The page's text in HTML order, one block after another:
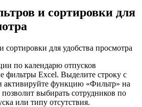
и сортировки для
по календарю отпусков
фильтры Excel. Выделите строку с
активируйте функцию «Фильтр» на
выбирать сотрудников по
или типу отсутствия.